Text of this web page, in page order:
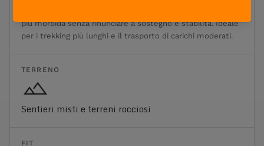
più morbida senza rinunciare a sostegno e stabilità. Ideale
per i trekking più lunghi e il trasporto di carichi moderati.
TERRENO
Sentieri misti e terreni rocciosi
FIT